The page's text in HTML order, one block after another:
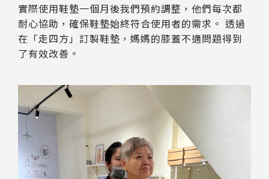
實際使用鞋墊一個月後我們預約調整，他們每次都
耐心協助，確保鞋墊始終符合使用者的需求。 透過
在「走四方」訂製鞋墊，媽媽的膝蓋不適問題得到
了有效改善。